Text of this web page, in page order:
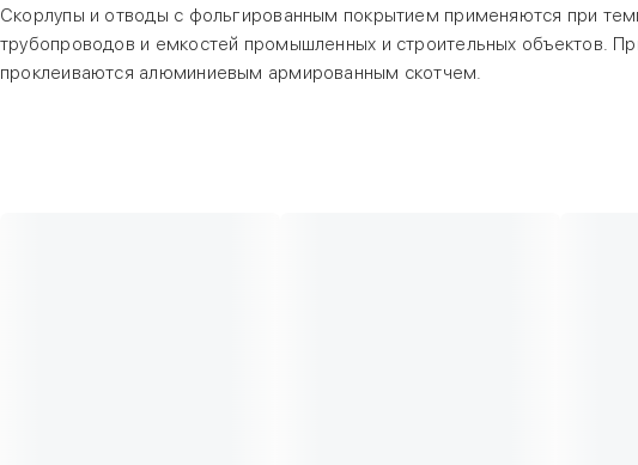
Скорлупы и отводы с фольгированным покрытием применяются при
трубопроводов и емкостей промышленных и строительных объектов.
проклеиваются алюминиевым армированным скотчем.